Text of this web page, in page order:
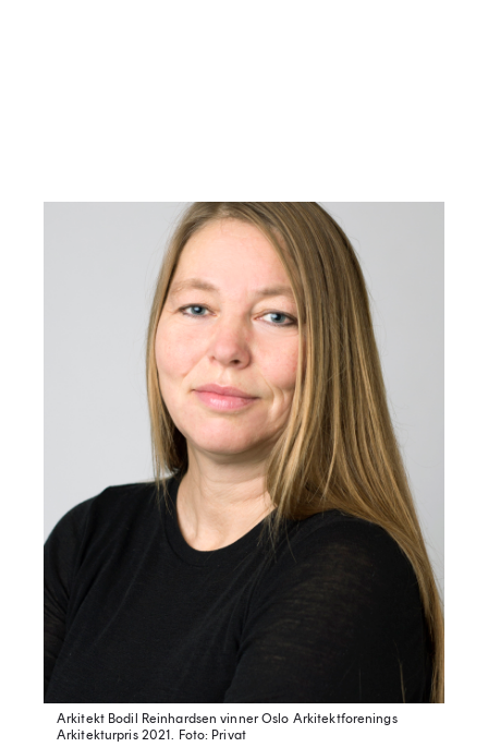
Arkitekt Bodil Reinhardsen vinner Oslo Arkitektforenings
Arkitekturpris 2021.
Foto: Privat